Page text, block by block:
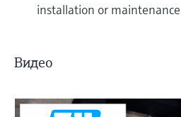
installation or maintenance
Видео